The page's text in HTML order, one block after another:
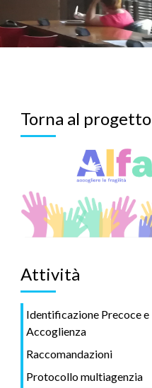
Torna al progetto
Attività
Identificazione Precoce e
Accoglienza
Raccomandazioni
Protocollo multiagenzia